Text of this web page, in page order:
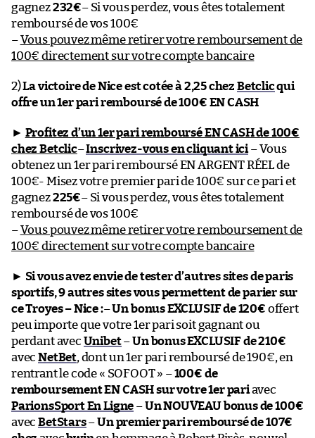
gagnez232€– Si vous perdez, vous êtes totalement
remboursé de vos 100€
–Vous pouvez même retirer votre remboursement de
100€ directement sur votre compte bancaire
2)La victoire de Nice est cotée à 2,25 chez Betclicqui
offre un 1er pari remboursé de 100€ EN CASH
► Profitez d’un 1er pari remboursé EN CASH de 100€
chez Betclic–Inscrivez-vous en cliquant ici– Vous
obtenez un 1er pari remboursé EN ARGENT RÉEL de
100€- Misez votre premier pari de 100€ sur ce pari et
gagnez225€– Si vous perdez, vous êtes totalement
remboursé de vos 100€
–Vous pouvez même retirer votre remboursement de
100€ directement sur votre compte bancaire
► Si vous avez envie de tester d’autres sites de paris
sportifs, 9 autres sites vous permettent de parier sur
ce Troyes – Nice :–Un bonus EXCLUSIF de 120€ offert
peu importe que votre 1er pari soit gagnant ou
perdant avec Unibet–Un bonus EXCLUSIF de 210€
avecNetBet, dont un 1er pari remboursé de 190€, en
rentrant le code « SOFOOT » –100€ de
remboursement EN CASH sur votre 1er pariavec
ParionsSport En Ligne –Un NOUVEAU bonus de 100€
avecBetStars–Un premier pari remboursé de 107€